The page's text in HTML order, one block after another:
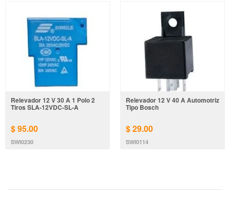
Relevador 12 V 30 A 1 Polo 2
Tiros SLA-12VDC-SL-A
$ 95.00
SWI0230
Relevador 12 V 40 A Automotriz
Tipo Bosch
$ 29.00
SWI0114